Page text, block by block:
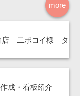
more
店 二ボコイ様 タ
成・看板紹介